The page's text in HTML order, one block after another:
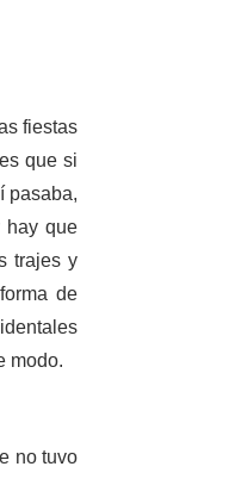
fiestas
que si
pasaba,
hay que
trajes y
de
modo.
no tuvo